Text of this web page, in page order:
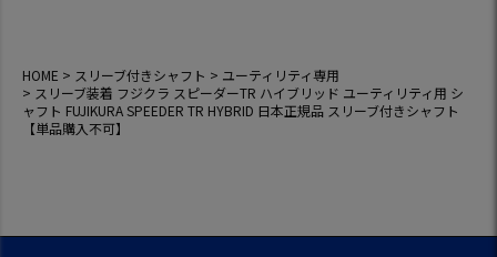
HOME スリーブ付きシャフト
ユーティリティ専用
スリーブ装着 フジクラ スピーダーTR ハイブリッド ユーティリティ用 シ
ャフト FUJIKURA SPEEDER TR HYBRID 日本正規品 スリーブ付きシャフト
【単品購入不可】